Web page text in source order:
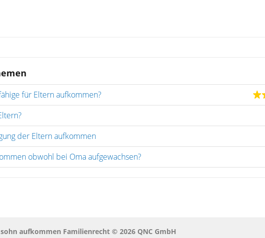
für Eltern aufkommen?
der Eltern aufkommen
obwohl bei Oma aufgewachsen?
aufkommen Familienrecht © 2026 QNC GmbH